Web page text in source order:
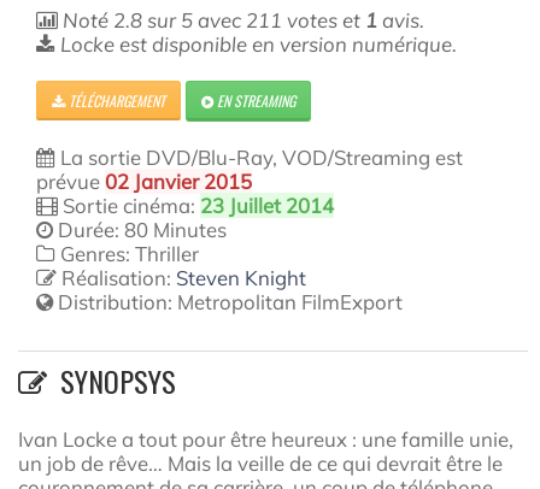
Noté 2.8sur5 avec 211 votes et 1 avis.
Locke est disponible en version numérique.
TÉLÉCHARGEMENT EN STREAMING
La sortie DVD/Blu-Ray, VOD/Streaming est
prévue02 Janvier 2015
Sortie cinéma: 23 Juillet 2014
Durée: 80 Minutes
Genres: Thriller
Réalisation: Steven Knight
Distribution: Metropolitan FilmExport
SYNOPSYS
Ivan Locke a tout pour être heureux : une famille unie,
un job de rêve… Mais la veille de ce qui devrait être le